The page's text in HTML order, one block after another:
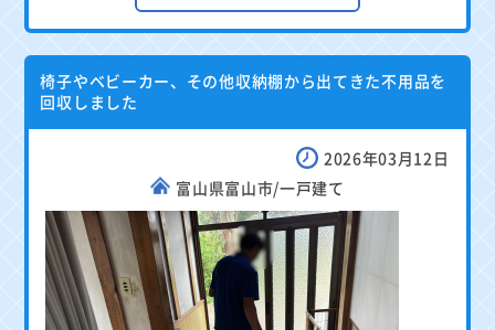
椅子やベビーカー、その他収納棚から出てきた不用品を
回収しました
2026年03月12日
富山県富山市/一戸建て